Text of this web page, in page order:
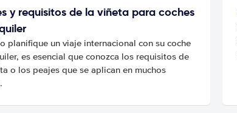
y requisitos de la viñeta para coches
planifique un viaje internacional con su coche
es esencial que conozca los requisitos de
o los peajes que se aplican en muchos